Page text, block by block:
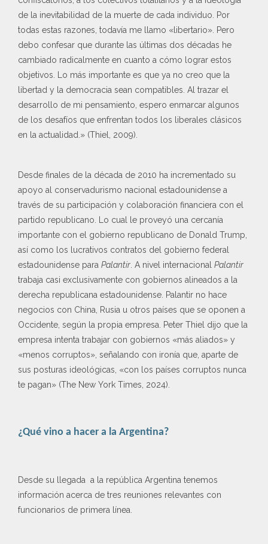
de la inevitabilidad de la muerte de cada individuo. Por
todas estas razones, todavía me llamo «libertario». Pero
debo confesar que durante las últimas dos décadas he
cambiado radicalmente en cuanto a cómo lograr estos
objetivos. Lo más importante es que ya no creo que la
libertad y la democracia sean compatibles. Al trazar el
desarrollo de mi pensamiento, espero enmarcar algunos
de los desafíos que enfrentan todos los liberales clásicos
en la actualidad.» (Thiel, 2009).
Desde finales de la década de 2010 ha incrementado su
apoyo al conservadurismo nacional estadounidense a
través de su participación y colaboración financiera con el
partido republicano. Lo cual le proveyó una cercanía
importante con el gobierno republicano de Donald Trump,
así como los lucrativos contratos del gobierno federal
estadounidense para Palantir . A nivel internacional Palantir
trabaja casi exclusivamente con gobiernos alineados a la
derecha republicana estadounidense. Palantir no hace
negocios con China, Rusia u otros países que se oponen a
Occidente, según la propia empresa. Peter Thiel dijo que la
empresa intenta trabajar con gobiernos «más aliados» y
«menos corruptos», señalando con ironía que, aparte de
sus posturas ideológicas, «con los países corruptos nunca
te pagan» (The New York Times, 2024).
¿Qué vino a hacer a la Argentina?
Desde su llegada a la república Argentina tenemos
información acerca de tres reuniones relevantes con
funcionarios de primera línea.